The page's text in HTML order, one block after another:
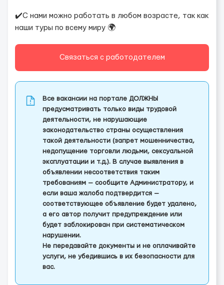
✔️С нами можно работать в любом возрасте, так как
наши туры по всему миру 🌍
Связаться с работодателем
Все вакансии на портале ДОЛЖНЫ
предусматривать только виды трудовой
деятельности, не нарушающие
законодательство страны осуществления
такой деятельности (запрет мошенничества,
недопущение торговли людьми, сексуальной
эксплуатации и т.д.). В случае выявления в
объявлении несоответствия таким
требованиям — сообщите Администратору, и
если ваша жалоба подтвердится —
соответствующее объявление будет удалено,
а его автор получит предупреждение или
будет заблокирован при систематическом
нарушении.
Не передавайте документы и не оплачивайте
услуги, не убедившись в их безопасности для
вас.